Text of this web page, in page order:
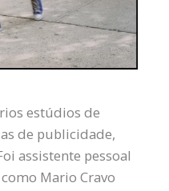
estúdios de
de publicidade,
assistente pessoal
Mario Cravo